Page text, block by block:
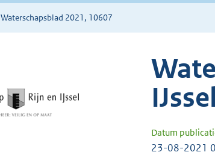
Waterschapsblad 2021, 10607
IJssel
Datum
23-08-2021